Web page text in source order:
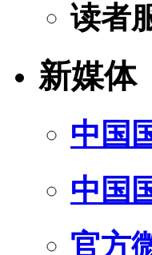
读者
新媒体
中国
中国
官方